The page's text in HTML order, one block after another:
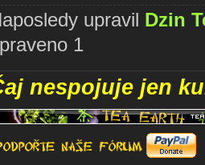
upravil Dzin
1
nespojuje jen